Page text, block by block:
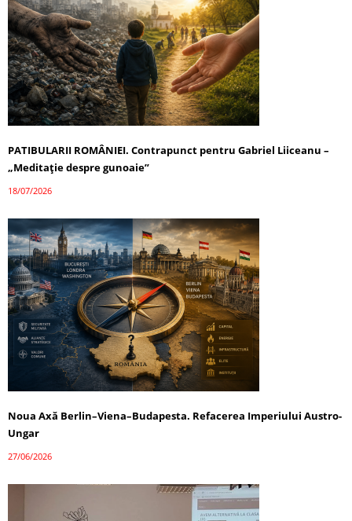
PATIBULARII ROMÂNIEI. Contrapunct pentru Gabriel Liiceanu –
„Meditație despre gunoaie”
18/07/2026
Noua Axă Berlin–Viena–Budapesta. Refacerea Imperiului Austro-
Ungar
27/06/2026